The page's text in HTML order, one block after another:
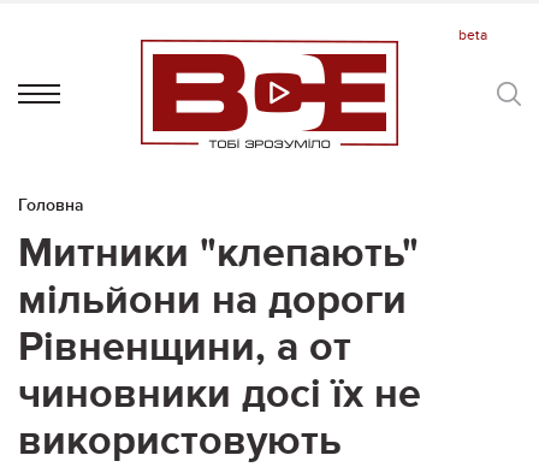
Головна
Митники "клепають"
мільйони на дороги
Рівненщини, а от
чиновники досі їх не
використовують